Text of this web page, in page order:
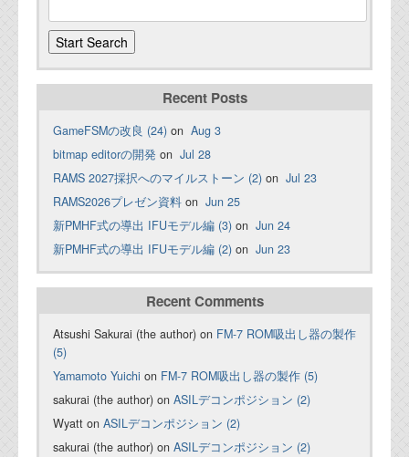
Recent Posts
GameFSMの改良 (24) on Aug 3
bitmap editorの開発 on Jul 28
RAMS 2027採択へのマイルストーン (2) on Jul 23
RAMS2026プレゼン資料 on Jun 25
新PMHF式の導出 IFUモデル編 (3) on Jun 24
新PMHF式の導出 IFUモデル編 (2) on Jun 23
Recent Comments
Atsushi Sakurai (the author) on FM-7 ROM吸出し器の製作
(5)
Yamamoto Yuichi on FM-7 ROM吸出し器の製作 (5)
sakurai (the author) on ASILデコンポジション (2)
Wyatt on ASILデコンポジション (2)
sakurai (the author) on ASILデコンポジション (2)